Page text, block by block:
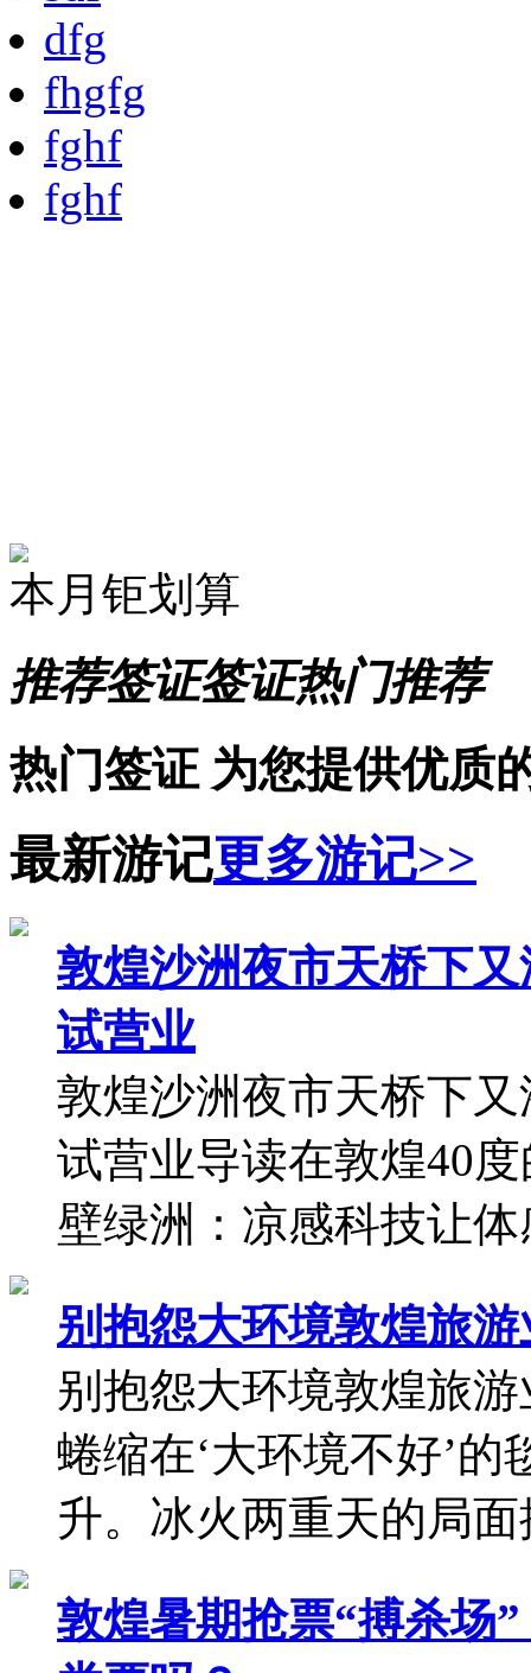
本月钜划算
推荐签证
热门签证
试营业导读在敦煌40
壁绿洲：凉感科技让
别抱怨大环境敦煌旅
别抱怨大环境敦煌旅
蜷缩在‘大环境不好’
升。冰火两重天的局
敦煌暑期抢票“搏杀场
类票吗？
敦煌暑期抢票“搏杀场
票吗？暑假去莫高窟
窟组合能让你用更低
最新资讯更多资讯>>
蕉下一抹清凉白入驻
蕉下一抹清凉白入驻